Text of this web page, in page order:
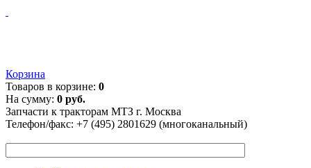
Корзина
Товаров в корзине: 0
На сумму: 0 руб.
Запчасти к тракторам МТЗ г. Москва
Телефон/факс: +7 (495) 2801629 (многоканальный)